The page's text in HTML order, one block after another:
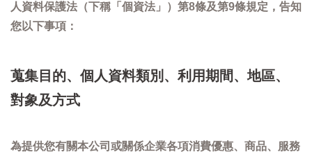
人資料保護法（下稱「個資法」）第8條及第9條規定，告知
您以下事項：
蒐集目的、個人資料類別、利用期間、地區、
對象及方式
為提供您有關本公司或關係企業各項消費優惠、商品、服務